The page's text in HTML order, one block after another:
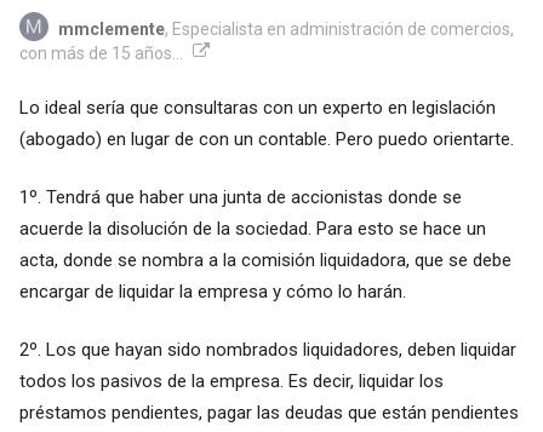
mmclemente, Especialista en administración de comercios,
con más de 15 años...
Lo ideal sería que consultaras con un experto en legislación
(abogado) en lugar de con un contable. Pero puedo orientarte.
1º. Tendrá que haber una junta de accionistas donde se
acuerde la disolución de la sociedad. Para esto se hace un
acta, donde se nombra a la comisión liquidadora, que se debe
encargar de liquidar la empresa y cómo lo harán.
2º. Los que hayan sido nombrados liquidadores, deben liquidar
todos los pasivos de la empresa. Es decir, liquidar los
préstamos pendientes, pagar las deudas que están pendientes